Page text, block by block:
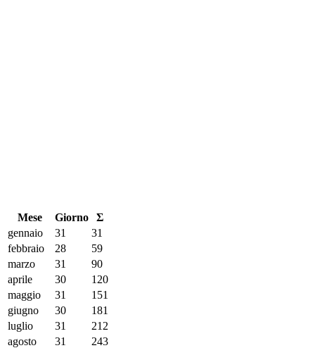
Mese Giorno
Σ
gennaio
31
31
febbraio
28
59
marzo
31
90
aprile
30
120
maggio
31
151
giugno
30
181
luglio
31
212
agosto
31
243